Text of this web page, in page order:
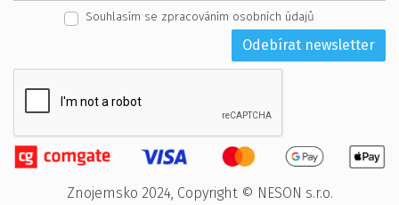
Souhlasím se zpracováním osobních údajů
Odebírat newsletter
Znojemsko 2024, Copyright © NESON s.r.o.